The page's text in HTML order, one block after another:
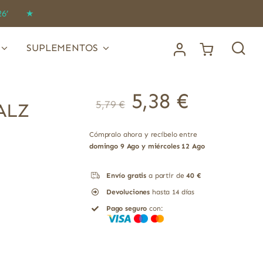
★
SUPLEMENTOS
5,79€ El
precio
era:
5,79 €.
5,38 €
es:
5,38 €.
Cómpralo ahora y recíbelo entre
domingo 9 Ago y miércoles 12 Ago
Envío gratis a partir de40 €
Devoluciones hasta 14 días
Pago seguro con: